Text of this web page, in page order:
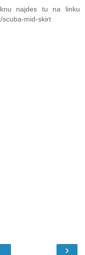
najdes tu na linku
scuba-mid-skirt
›